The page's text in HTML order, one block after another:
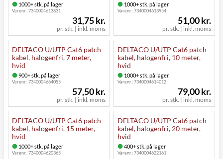
1000+ stk. på lager
Varenr.:7340004613831
pr. stk. | inkl. moms
31,75 kr.
1000+ stk. på lager
Varenr.:7340004613954
pr. stk. | inkl. moms
51,00 kr.
DELTACO U/UTP Cat6 patch
kabel, halogenfri, 7 meter,
hvid
900+ stk. på lager
Varenr.:7340004664055
pr. stk. | inkl. moms
57,50 kr.
DELTACO U/UTP Cat6 patch
kabel, halogenfri, 10 meter,
hvid
1000+ stk. på lager
Varenr.:7340004614012
pr. stk. | inkl. moms
79,00 kr.
DELTACO U/UTP Cat6 patch
kabel, halogenfri, 15 meter,
hvid
1000+ stk. på lager
Varenr.:7340004620365
DELTACO U/UTP Cat6 patch
kabel, halogenfri, 20 meter,
hvid
400+ stk. på lager
Varenr.:7340004622161